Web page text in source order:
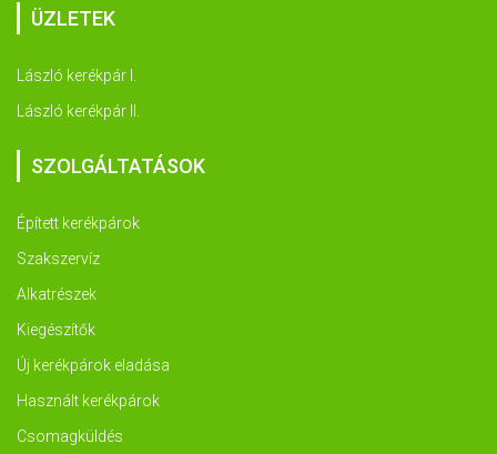
ÜZLETEK
László kerékpár I.
László kerékpár II.
SZOLGÁLTATÁSOK
Épített kerékpárok
Szakszervíz
Alkatrészek
Kiegészítők
Új kerékpárok eladása
Használt kerékpárok
Csomagküldés